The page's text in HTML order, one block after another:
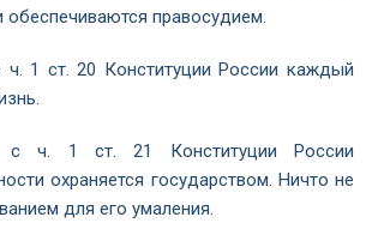
обеспечиваются правосудием.
ч. 1 ст. 20 Конституции России каждый
с ч. 1 ст. 21 Конституции России
охраняется государством. Ничто не
для его умаления.